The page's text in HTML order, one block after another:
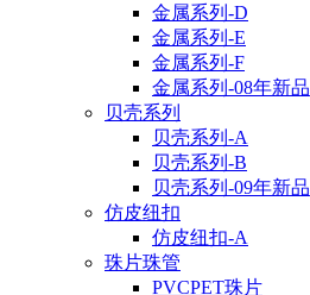
金属系列-D
金属系列-E
金属系列-F
金属系列-08年新品
贝壳系列
贝壳系列-A
贝壳系列-B
贝壳系列-09年新品
仿皮纽扣
仿皮纽扣-A
珠片珠管
PVCPET珠片